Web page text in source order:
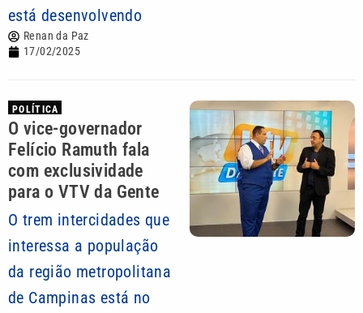
está desenvolvendo
Renan da Paz
17/02/2025
POLÍTICA
O vice-governador
Felício Ramuth fala
com exclusividade
para o VTV da Gente
O trem intercidades que
interessa a população
da região metropolitana
de Campinas está no